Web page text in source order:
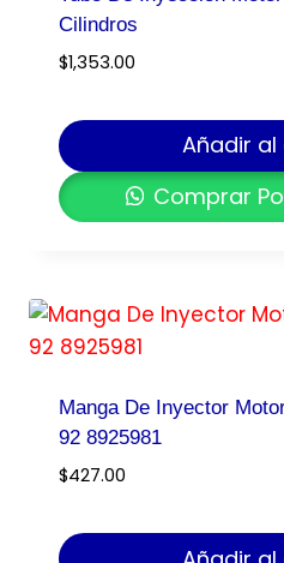
Cilindros
$1,353.00
Añadir
Comprar
Manga De Inyector
92 8925981
$427.00